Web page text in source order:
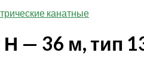
канатные
Н — 36 м, тип